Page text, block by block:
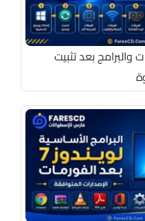
والبرامج بعد تثبيت